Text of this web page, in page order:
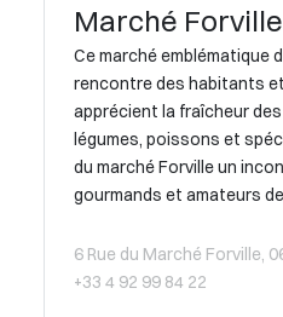
Marché Forville
Ce marché emblématique
rencontre des habitants
apprécient la fraîcheur
légumes, poissons et
du marché Forville un
gourmands et amateurs
6 Rue du Marché Forville,
+33 4 92 99 84 22